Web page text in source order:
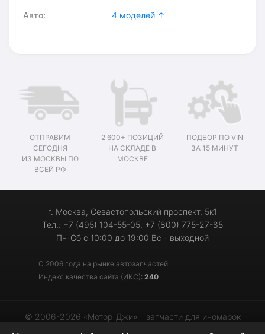
Авто: 4 моделей ↑
ОТПРАВИМ
СЕГОДНЯ
ИЗ МОСКВЫ ПО
ВСЕЙ РФ
2 600+ ПОЗИЦИЙ
НА СКЛАДЕ В
МОСКВЕ
ПОДБОР ПО VIN
ЗА 15 МИНУТ
г. Москва, Севастопольский проспект, 5к1
Тел.: +7 (495) 104-55-05, +7 (800) 775-27-85
Пн-Сб с 10:00 до 19:00 Вс - выходной
С 2006 года на рынке автозапчастей
Индекс качества сайта (ИКС): 240
© 2006-2026 «Мотор-Джи» - запчасти для иномарок